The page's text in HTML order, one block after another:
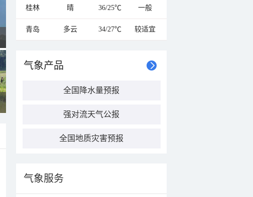
桂林 晴 36/25℃ 一般
青岛 多云 34/27℃ 较适宜
气象产品
全国降水量预报
强对流天气公报
全国地质灾害预报
气象服务